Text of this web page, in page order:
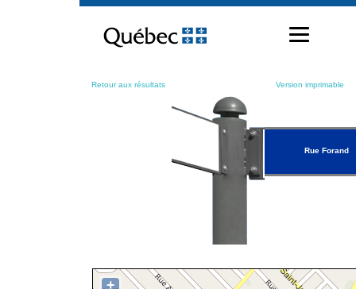
contenu
Retour aux résultats Version imprimable
Rue Forand
+